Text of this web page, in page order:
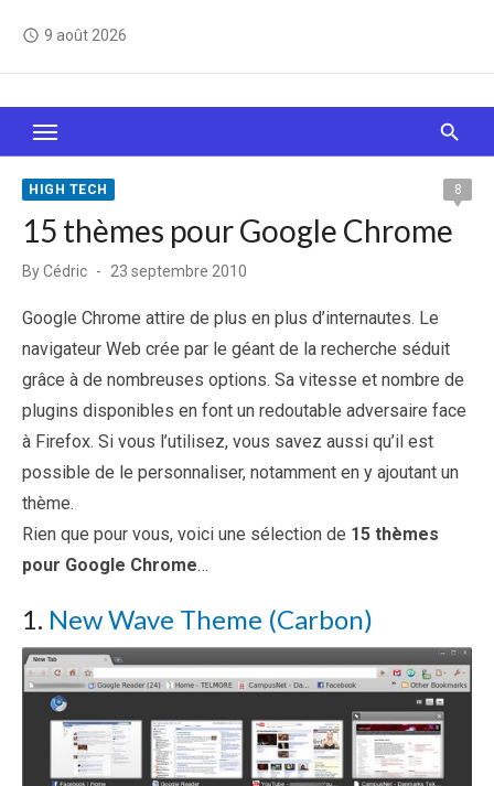
access_time 9 août 2026
Le Web, c'est comme une boîte de chocolats… On
sait jamais sur quoi on va tomber !
HIGH TECH 8
15 thèmes pour Google Chrome
ByCédric
Posted
23 septembre 2010
Google Chrome attire de plus en plus d’internautes. Le
navigateur Web crée par le géant de la recherche séduit
grâce à de nombreuses options. Sa vitesse et nombre de
plugins disponibles en font un redoutable adversaire face
à Firefox. Si vous l’utilisez, vous savez aussi qu’il est
possible de le personnaliser, notamment en y ajoutant un
thème.
Rien que pour vous, voici une sélection de 15 thèmes
pour Google Chrome…
1. New Wave Theme (Carbon)